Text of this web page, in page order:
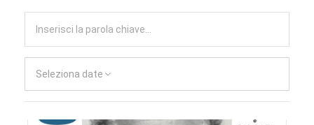
Seleziona date